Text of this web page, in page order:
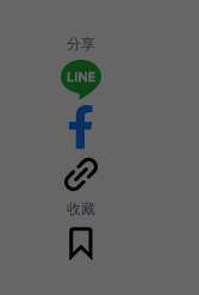
分享
收藏